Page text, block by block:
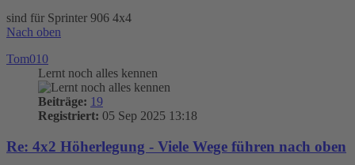
sind für Sprinter 906 4x4
Nach oben
Tom010
Lernt noch alles kennen
Beiträge: 19
Registriert: 05 Sep 2025 13:18
Re: 4x2 Höherlegung - Viele Wege führen nach oben